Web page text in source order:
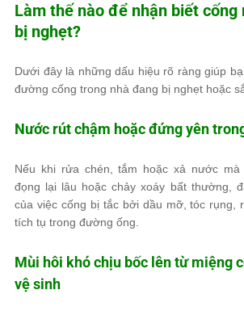
Làm thế nào để nhận biết cống
bị nghẹt?
Dưới đây là những dấu hiệu rõ ràng giúp
đường cống trong nhà đang bị nghẹt hoặc
Nước rút chậm hoặc đứng yên
Nếu khi rửa chén, tắm hoặc xả nước mà
đọng lại lâu hoặc chảy xoáy bất thường,
của việc cống bị tắc bởi dầu mỡ, tóc rụng,
tích tụ trong đường ống.
Mùi hôi khó chịu bốc lên từ miệng
vệ sinh